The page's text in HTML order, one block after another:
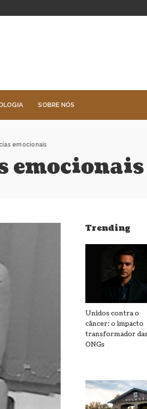
SOBRE NÓS
emocionais
emocionais
Trending
Unidos contra o
câncer: o impacto
transformador das
ONGs